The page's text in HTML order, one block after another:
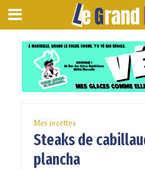
Mes recettes
Steaks de
plancha